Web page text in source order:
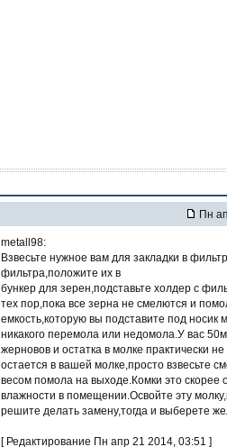
Пн
metall98:
Взвесьте нужное вам для закладки в
фильтра,положите их в
бункер для зерен,подставьте холдер с
тех пор,пока все зерна не смелются и
емкость,которую вы подставите под
никакого перемола или недомола.У вас
жерновов и остатка в молке практически
остается в вашей молке,просто взвесьте
весом помола на выходе.Комки это
влажности в помещении.Освойте эту
решите делать замену,тогда и выберете
[ Редактирование Пн апр 21 2014, 03:51 ]